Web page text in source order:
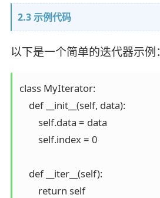
2.3 示例代码
以下是一个简单的迭代器示例：
class MyIterator:
    def __init__(self, data):
        self.data = data
        self.index = 0
    def __iter__(self):
        return self